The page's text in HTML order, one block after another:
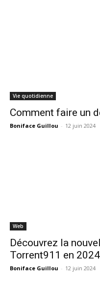
Vie quotidienne
Comment faire un
Boniface Guillou - 12 juin 2024
Web
Découvrez la
Torrent911 en 2024
Boniface Guillou - 12 juin 2024